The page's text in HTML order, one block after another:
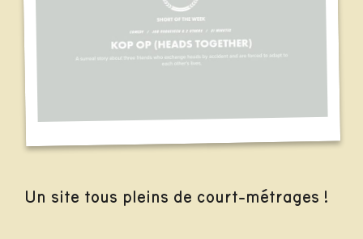
Un site tous pleins de court-métrages !